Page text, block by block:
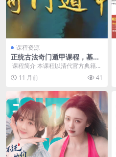
课程资源
正统古法奇门遁甲课程，基于
清代典籍《御定奇门宝鉴》的
公开教学
​ 课程简介 本课程以清代官方典籍
《御定奇门宝鉴》为核心，系统传
授正统古法奇门遁...
11 月前 41